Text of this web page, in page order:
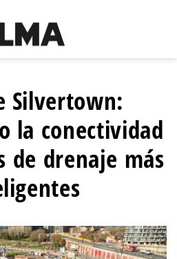
Silvertown:
la conectividad
de drenaje más